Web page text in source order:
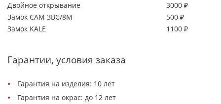
Двойное открывание
3000 ₽
Замок САМ ЗВС/8М
500 ₽
Замок KALE
1100 ₽
Гарантии, условия заказа
Гарантия на изделия: 10 лет
Гарантия на окрас: до 12 лет